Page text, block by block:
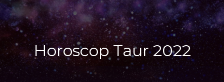
Horoscop Taur 2022